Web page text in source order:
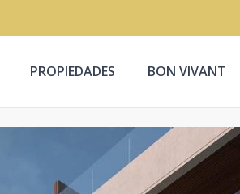
PROPIEDADES BON VIVANT